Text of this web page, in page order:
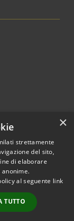
2026 • Comune di
• Powered by
•Accesso
redazione
×
strettamente
del sito,
di elaborare
al seguente link
TUTTO